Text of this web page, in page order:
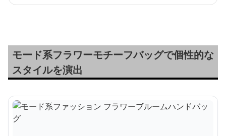
モード系フラワーモチーフバッグで個性的な
スタイルを演出